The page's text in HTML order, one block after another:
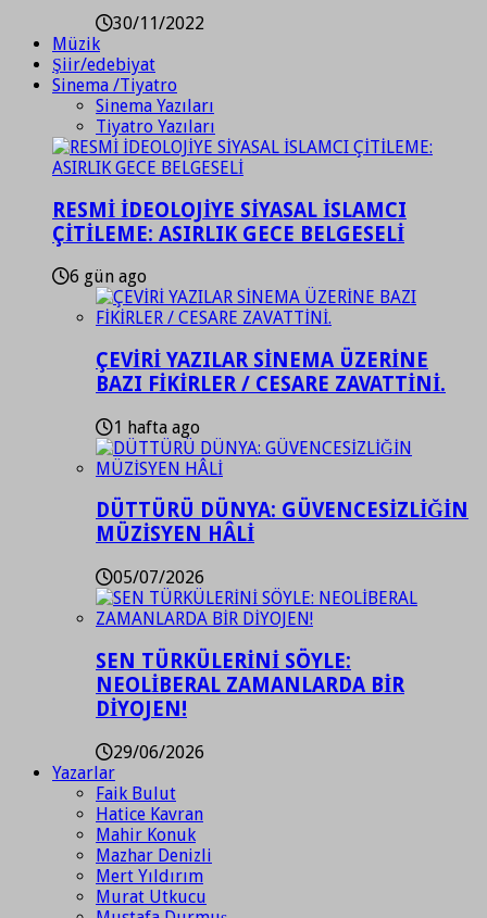
30/11/2022
Müzik
Şiir/edebiyat
Sinema /Tiyatro
Sinema Yazıları
Tiyatro Yazıları
RESMİ İDEOLOJİYE SİYASAL İSLAMCI
ÇİTİLEME: ASIRLIK GECE BELGESELİ
6 gün ago
ÇEVİRİ YAZILAR SİNEMA ÜZERİNE
BAZI FİKİRLER / CESARE ZAVATTİNİ.
1 hafta ago
DÜTTÜRÜ DÜNYA: GÜVENCESİZLİĞİN
MÜZİSYEN HÂLİ
05/07/2026
SEN TÜRKÜLERİNİ SÖYLE:
NEOLİBERAL ZAMANLARDA BİR
DİYOJEN!
29/06/2026
Yazarlar
Faik Bulut
Hatice Kavran
Mahir Konuk
Mazhar Denizli
Mert Yıldırım
Murat Utkucu